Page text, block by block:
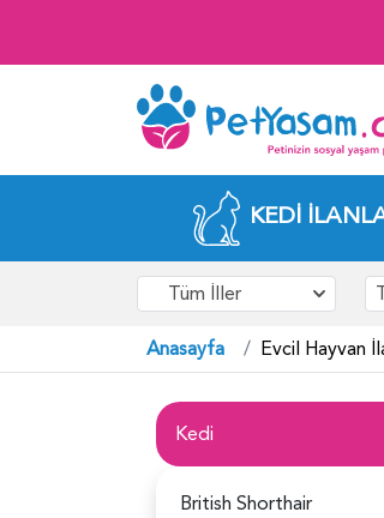
KEDI
Tüm İller
Anasayfa Evcil Hayvan
Kedi
British Shorthair